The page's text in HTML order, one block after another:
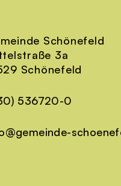
Schönefeld
3a
Schönefeld
536720-0